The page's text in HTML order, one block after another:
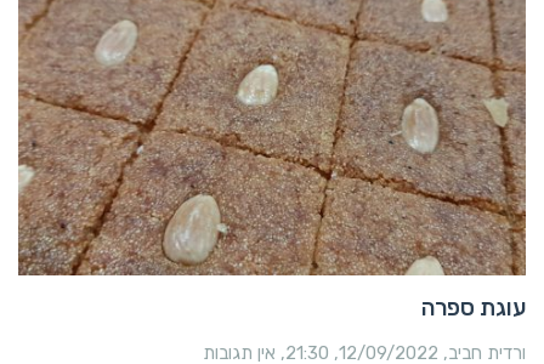
עוגת ספרה
ורדית חביב 12/09/2022
21:30 אין תגובות